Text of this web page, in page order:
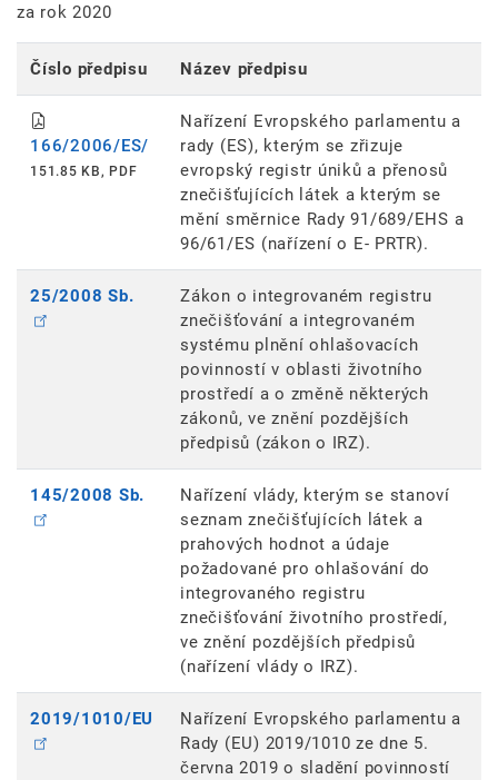
za rok 2020
Číslo předpisu Název předpisu
166/2006/ES/
151.85 KB, PDF
Nařízení Evropského parlamentu a
rady (ES), kterým se zřizuje
evropský registr úniků a přenosů
znečišťujících látek a kterým se
mění směrnice Rady 91/689/EHS a
96/61/ES (nařízení o E- PRTR).
25/2008 Sb.
Zákon o integrovaném registru
znečišťování a integrovaném
systému plnění ohlašovacích
povinností v oblasti životního
prostředí a o změně některých
zákonů, ve znění pozdějších
předpisů (zákon o IRZ).
145/2008 Sb.
Nařízení vlády, kterým se stanoví
seznam znečišťujících látek a
prahových hodnot a údaje
požadované pro ohlašování do
integrovaného registru
znečišťování životního prostředí,
ve znění pozdějších předpisů
(nařízení vlády o IRZ).
2019/1010/EU
Nařízení Evropského parlamentu a
Rady (EU) 2019/1010 ze dne 5.
června 2019 o sladění povinností